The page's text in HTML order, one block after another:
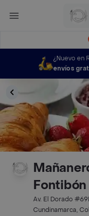
¿Nuevo en
envíos
Fontibón
Av. El Dorado
Cundinamarca,